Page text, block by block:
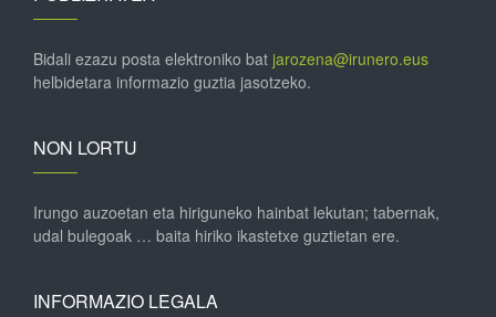
Bidali ezazu posta elektroniko bat jarozena@irunero.eus
helbidetara informazio guztia jasotzeko.
NON LORTU
Irungo auzoetan eta hiriguneko hainbat lekutan; tabernak,
udal bulegoak … baita hiriko ikastetxe guztietan ere.
INFORMAZIO LEGALA